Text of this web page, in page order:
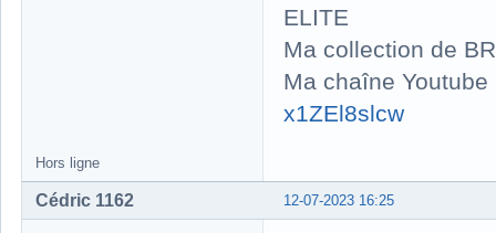
ELITE
Ma collection de
Ma chaîne
x1ZEl8slcw
Hors ligne
12-07-2023 16:25
Cédric 1162